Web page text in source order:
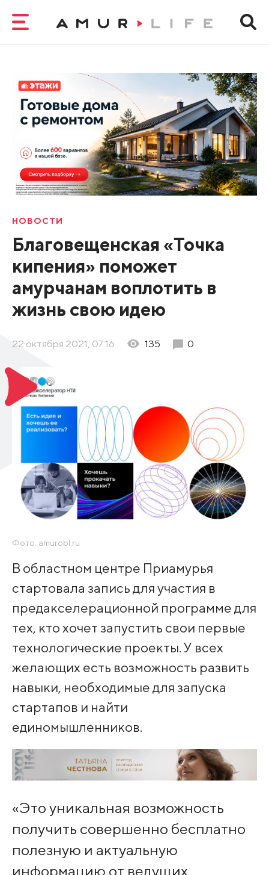
НОВОСТИ
Благовещенская «Точка
кипения» поможет
амурчанам воплотить в
жизнь свою идею
22 октября 2021, 07:16 135 0
Фото: amurobl.ru
В областном центре Приамурья
стартовала запись для участия в
предакселерационной программе для
тех, кто хочет запустить свои первые
технологические проекты. У всех
желающих есть возможность развить
навыки, необходимые для запуска
стартапов и найти
единомышленников.
«Это уникальная возможность
получить совершенно бесплатно
полезную и актуальную
информацию от ведущих